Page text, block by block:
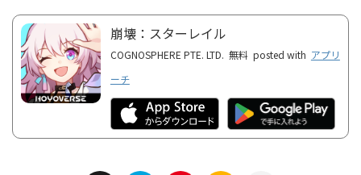
崩壊：スターレイル
COGNOSPHERE PTE. LTD. 無料 posted with アプリ
ーチ